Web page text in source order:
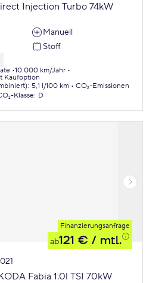
Injection Turbo 74kW
Manuell
Stoff
10.000 km/Jahr
Kaufoption
: 5,1 l/100 km
CO₂-Emissionen
Klasse: D
Finanzierungsanfrage
ab121 € / mtl.
Fabia 1.0l TSI 70kW